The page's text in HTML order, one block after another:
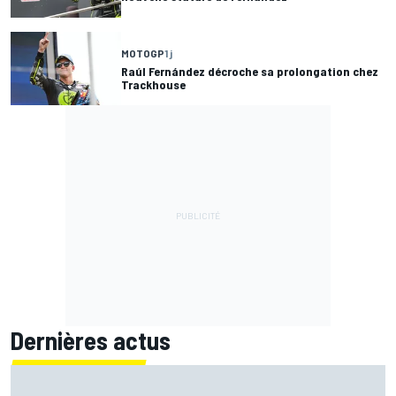
MOTOGP1 j
Raúl Fernández décroche sa prolongation chez
Trackhouse
Dernières actus